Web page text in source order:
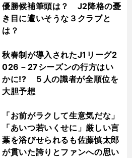
優勝候補筆頭は？ J2降格の憂
き目に遭いそうな３クラブと
は？
秋春制が導入されたJ1リーグ2
026－27シーズンの行方はい
かに!? ５人の識者が全順位を
大胆予想
「お前がラクして生意気だな」
「あいつ若いくせに」厳しい言
葉を浴びせられるも佐藤慎太郎
が貫いた誇りとファンへの思い